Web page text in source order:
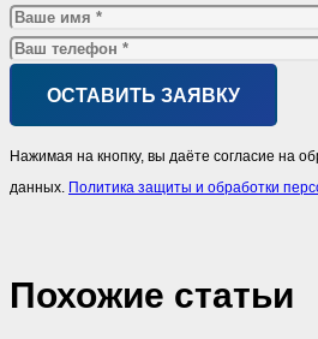
Нажимая на кнопку, вы даёте согласие на
данных. Политика защиты и обработки
Похожие cтатьи